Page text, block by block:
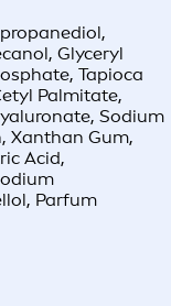
Glyceryl
Tapioca
Palmitate,
Sodium
Xanthan Gum,
Acid,
Parfum